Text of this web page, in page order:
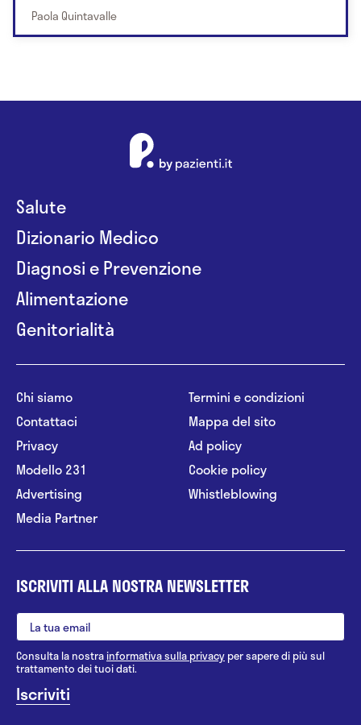
Paola Quintavalle
Salute
Dizionario Medico
Diagnosi e Prevenzione
Alimentazione
Genitorialità
Chi siamo
Contattaci
Privacy
Modello 231
Advertising
Media Partner
Termini e condizioni
Mappa del sito
Ad policy
Cookie policy
Whistleblowing
ISCRIVITI ALLA NOSTRA NEWSLETTER
Consulta la nostrainformativa sulla privacy per sapere di più sul
trattamento dei tuoi dati.